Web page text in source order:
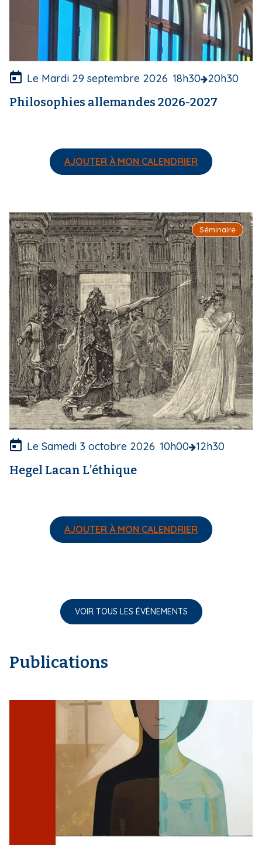
r
e
Le Mardi 29 septembre 2026 18h30 20h30
Philosophies allemandes 2026-2027
AJOUTER À MON CALENDRIER
Séminaire
I
m
a
g
e
d
e
c
o
u
v
e
r
t
u
r
e
Le Samedi 3 octobre 2026 10h00 12h30
Hegel Lacan L’éthique
AJOUTER À MON CALENDRIER
VOIR TOUS LES ÉVÈNEMENTS
Publications